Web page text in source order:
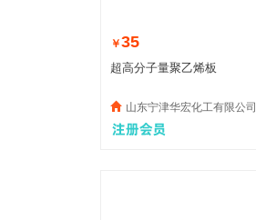
￥35
超高分子量聚乙烯板
山东宁津华宏化工有限公司